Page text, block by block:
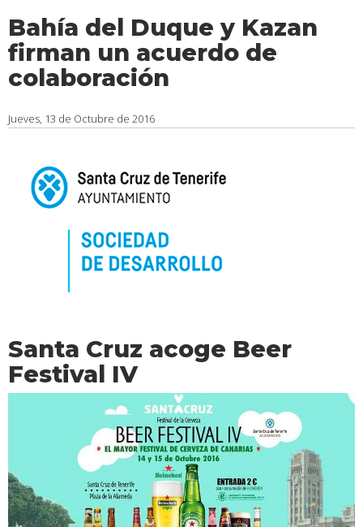
Bahía del Duque y Kazan
firman un acuerdo de
colaboración
Jueves, 13 de Octubre de 2016
Santa Cruz acoge Beer
Festival IV